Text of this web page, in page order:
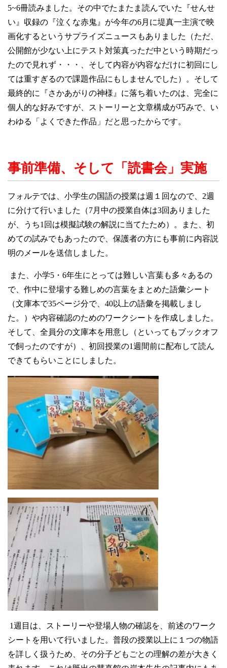
5~6冊読みました。その中でたまたま読んでいた『せんせ
い』収録の『泣くな赤鬼』が今年の6月に堤真一主演で映
画化するというサプライズニュースもありました（ただ、
公開館が少ない上にテスト対策真っただ中という時期だっ
たので見れず・・・、そして内容が内容なだけに初回にし
ては重すぎるので課題作品にもしませんでした）。そして
最終的に『さかあがりの神様』に落ち着いたのは、完全に
個人的な好みですが、ストーリーと文章構成が巧みで、い
わゆる「よくできた作品」だと思ったからです。
事前準備、そして「読書会」実施
フォルテでは、小学生の国語の授業は週１回なので、 2週
に分けて行いました（7月中の授業自体は3回ありました
が、うち1 回は模擬試験の解説に当てたため）。また、初
めての試みでもあったので、保護者の方にも事前に内容説
明のメールを送信しました。
また、小学5・6年生にとっては難しい言葉も多々あるの
で、作中に登場する難しめの言葉をまとめた語彙シート
（文庫本で35ページ分で、40以上の語彙を掲載しまし
た。）や内容確認のためのワークシートを作成しました。
そして、全員分の文庫本を用意し（といってもブックオフ
で飼ったのですが）、初回授業の1週間前に配布して読ん
できてもらいことにしました。
1週目は、ストーリーや登場人物の確認を、前述のワーク
シートを用いて行いました。普段の授業以上に１つの物語
を詳しく扱うため、その分子どもごとの理解の差が大きく